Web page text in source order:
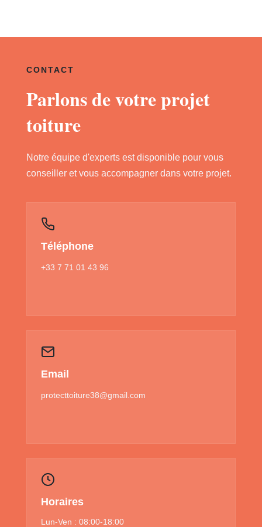
CONTACT
Parlons de votre projet
toiture
Notre équipe d'experts est disponible pour vous
conseiller et vous accompagner dans votre projet.
Téléphone
+33 7 71 01 43 96
Email
protecttoiture38@gmail.com
Horaires
Lun-Ven : 08:00-18:00